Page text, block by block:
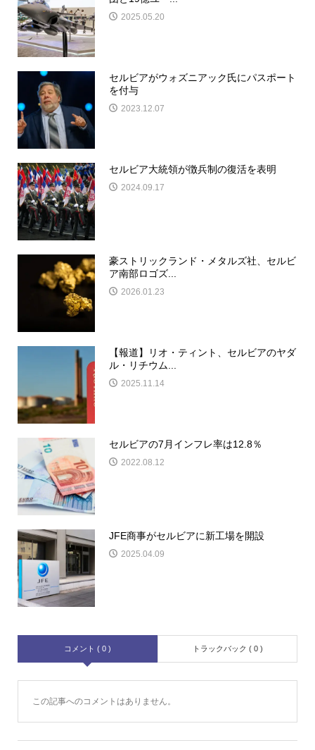
2025.05.20
セルビアがウォズニアック氏にパスポート
を付与
2023.12.07
セルビア大統領が徴兵制の復活を表明
2024.09.17
豪ストリックランド・メタルズ社、セルビ
ア南部ロゴズ...
2026.01.23
【報道】リオ・ティント、セルビアのヤダ
ル・リチウム...
2025.11.14
セルビアの7月インフレ率は12.8％
2022.08.12
JFE商事がセルビアに新工場を開設
2025.04.09
コメント ( 0 ) トラックバック ( 0 )
この記事へのコメントはありません。